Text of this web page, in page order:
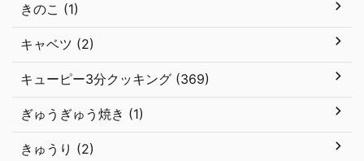
きのこ (1)
キャベツ (2)
キューピー3分クッキング (369)
ぎゅうぎゅう焼き (1)
きゅうり (2)